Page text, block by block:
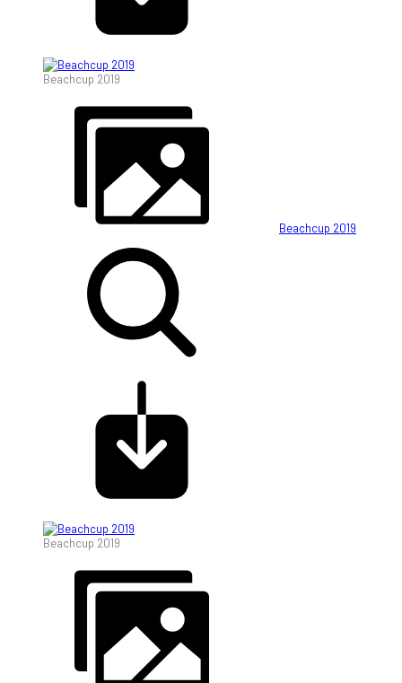
Beachcup 2019
Beachcup 2019
Beachcup 2019